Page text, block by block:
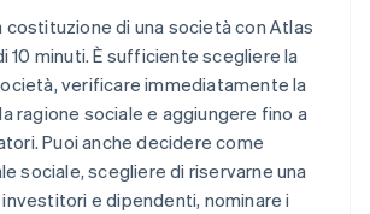
costituzione di una società con Atlas
10 minuti. È sufficiente scegliere la
verificare immediatamente la
ragione sociale e aggiungere fino a
Puoi anche decidere come
sociale, scegliere di riservarne una
e dipendenti, nominare i